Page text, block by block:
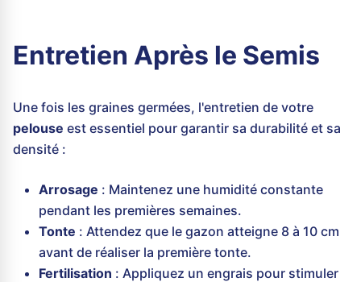
Entretien Après le Semis
Une fois les graines germées, l'entretien de votre
pelouse est essentiel pour garantir sa durabilité et sa
densité :
Arrosage : Maintenez une humidité constante
pendant les premières semaines.
Tonte : Attendez que le gazon atteigne 8 à 10 cm
avant de réaliser la première tonte.
Fertilisation : Appliquez un engrais pour stimuler